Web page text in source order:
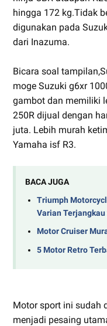
hingga 172 kg.Tidak
digunakan pada
dari Inazuma.
Bicara soal
moge Suzuki g6xr
gambot dan memiliki
250R dijual dengan
juta. Lebih murah
Yamaha isf R3.
BACA JUGA
Triumph
Varian
Motor Cruiser
5 Motor Retro
Motor sport ini sudah
menjadi pesaing